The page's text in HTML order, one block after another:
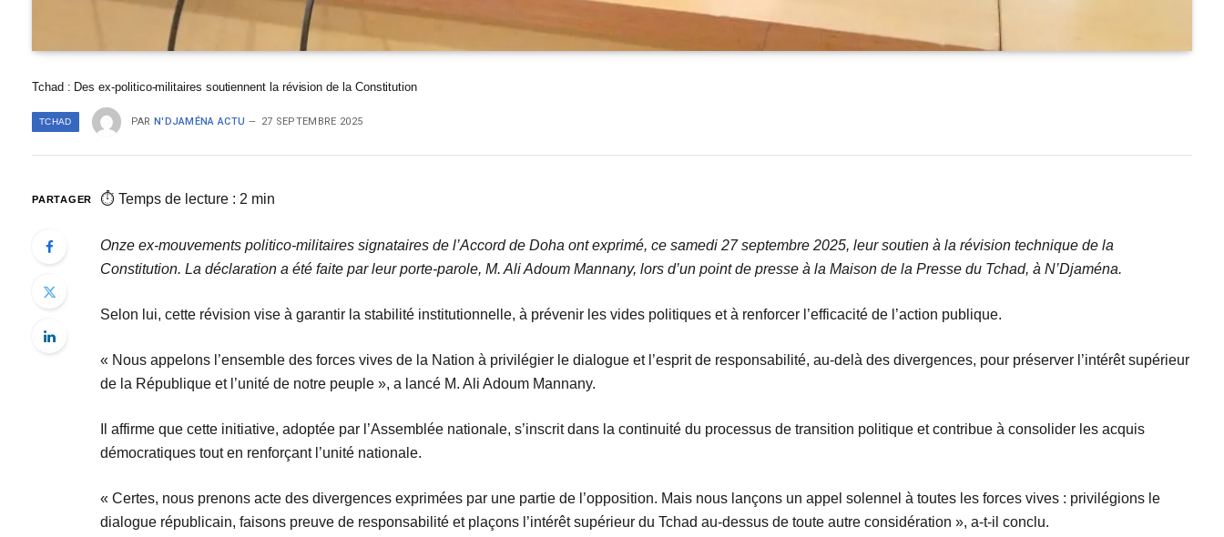
Tchad : Des ex-politico-militaires soutiennent la révision de la Constitution
TCHAD PAR N'DJAMÉNA ACTU 27 SEPTEMBRE 2025
PARTAGER ⏱ Temps de lecture : 2 min
Onze ex-mouvements politico-militaires signataires de l’Accord de Doha ont exprimé, ce samedi 27 septembre 2025, leur soutien à la révision technique de la
Constitution. La déclaration a été faite par leur porte-parole, M. Ali Adoum Mannany, lors d’un point de presse à la Maison de la Presse du Tchad, à N’Djaména.
Selon lui, cette révision vise à garantir la stabilité institutionnelle, à prévenir les vides politiques et à renforcer l’efficacité de l’action publique.
« Nous appelons l’ensemble des forces vives de la Nation à privilégier le dialogue et l’esprit de responsabilité, au-delà des divergences, pour préserver l’intérêt supérieur
de la République et l’unité de notre peuple », a lancé M. Ali Adoum Mannany.
Il affirme que cette initiative, adoptée par l’Assemblée nationale, s’inscrit dans la continuité du processus de transition politique et contribue à consolider les acquis
démocratiques tout en renforçant l’unité nationale.
« Certes, nous prenons acte des divergences exprimées par une partie de l’opposition. Mais nous lançons un appel solennel à toutes les forces vives : privilégions le
dialogue républicain, faisons preuve de responsabilité et plaçons l’intérêt supérieur du Tchad au-dessus de toute autre considération », a-t-il conclu.